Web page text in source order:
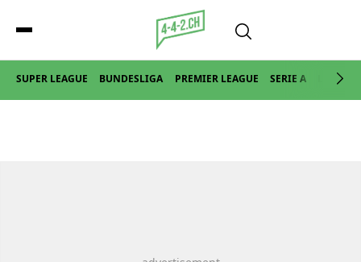
SUPER LEAGUE BUNDESLIGA PREMIER LEAGUE SERIE A LA LIGA